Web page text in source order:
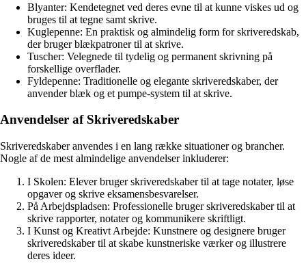
Blyanter: Kendetegnet ved deres evne til at kunne viskes ud og
bruges til at tegne samt skrive.
Kuglepenne: En praktisk og almindelig form for skriveredskab,
der bruger blækpatroner til at skrive.
Tuscher: Velegnede til tydelig og permanent skrivning på
forskellige overflader.
Fyldepenne: Traditionelle og elegante skriveredskaber, der
anvender blæk og et pumpe-system til at skrive.
Anvendelser af Skriveredskaber
Skriveredskaber anvendes i en lang række situationer og brancher.
Nogle af de mest almindelige anvendelser inkluderer:
I Skolen: Elever bruger skriveredskaber til at tage notater, løse
opgaver og skrive eksamensbesvarelser.
På Arbejdspladsen: Professionelle bruger skriveredskaber til at
skrive rapporter, notater og kommunikere skriftligt.
I Kunst og Kreativt Arbejde: Kunstnere og designere bruger
skriveredskaber til at skabe kunstneriske værker og illustrere
deres ideer.